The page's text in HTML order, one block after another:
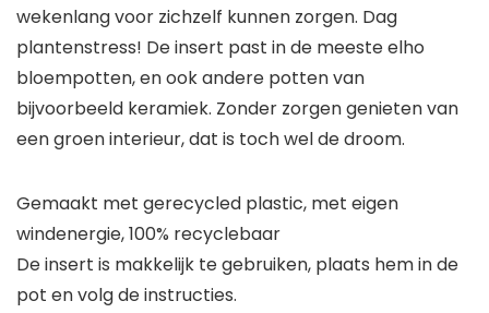
wekenlang voor zichzelf kunnen zorgen. Dag
plantenstress! De insert past in de meeste elho
bloempotten, en ook andere potten van
bijvoorbeeld keramiek. Zonder zorgen genieten van
een groen interieur, dat is toch wel de droom.
Gemaakt met gerecycled plastic, met eigen
windenergie, 100% recyclebaar
De insert is makkelijk te gebruiken, plaats hem in de
pot en volg de instructies.